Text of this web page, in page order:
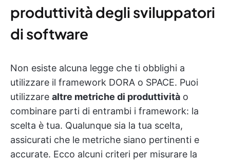
produttività degli sviluppatori
di software
Non esiste alcuna legge che ti obblighi a
utilizzare il framework DORA o SPACE. Puoi
utilizzare altre metriche di produttività o
combinare parti di entrambi i framework: la
scelta è tua. Qualunque sia la tua scelta,
assicurati che le metriche siano pertinenti e
accurate. Ecco alcuni criteri per misurare la